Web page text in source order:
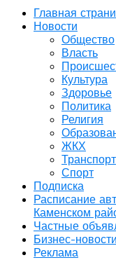
Главная
Новости
Общество
Власть
Культура
Здоровье
Политика
Религия
ЖКХ
Транспорт
Спорт
Подписка
Расписание
Каменском
Частные
Бизнес-новости
Реклама